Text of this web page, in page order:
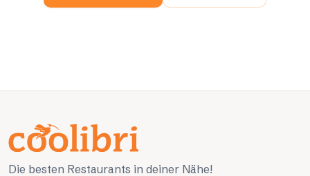
Die besten Restaurants in deiner Nähe!